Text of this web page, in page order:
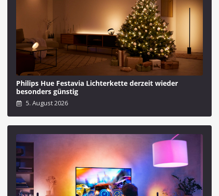
Philips Hue Festavia Lichterkette derzeit wieder
besonders günstig
5. August 2026